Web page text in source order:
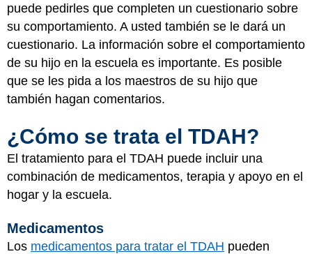
puede pedirles que completen un cuestionario sobre
su comportamiento. A usted también se le dará un
cuestionario. La información sobre el comportamiento
de su hijo en la escuela es importante. Es posible
que se les pida a los maestros de su hijo que
también hagan comentarios.
¿Cómo se trata el TDAH?
El tratamiento para el TDAH puede incluir una
combinación de medicamentos, terapia y apoyo en el
hogar y la escuela.
Medicamentos
Los medicamentos para tratar el TDAH pueden